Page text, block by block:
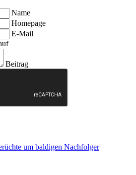
Name
Homepage
E-Mail
Beitrag
um baldigen Nachfolger